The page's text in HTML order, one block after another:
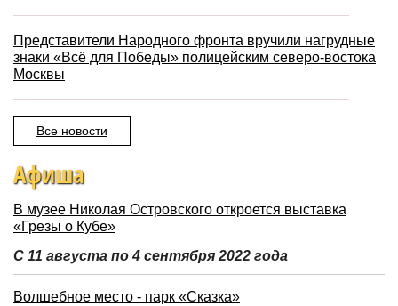
Представители Народного фронта вручили нагрудные
знаки «Всё для Победы» полицейским северо-востока
Москвы
Все новости
Афиша
В музее Николая Островского откроется выставка
«Грезы о Кубе»
С 11 августа по 4 сентября 2022 года
Волшебное место - парк «Сказка»